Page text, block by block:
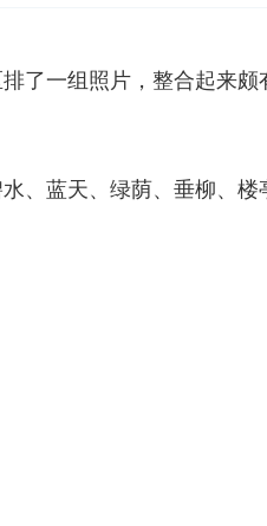
排了一组照片，整合起来
、蓝天、绿荫、垂柳、